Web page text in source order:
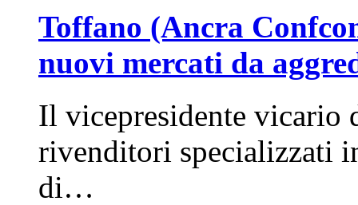
Toffano (Ancra
nuovi mercati da
Il vicepresidente vicario
rivenditori specializzati
di…